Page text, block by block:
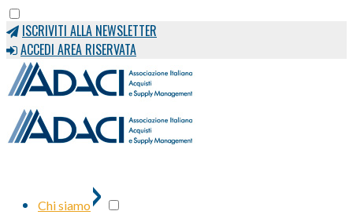
ISCRIVITI ALLA NEWSLETTER
ACCEDI AREA RISERVATA
Chi siamo ›